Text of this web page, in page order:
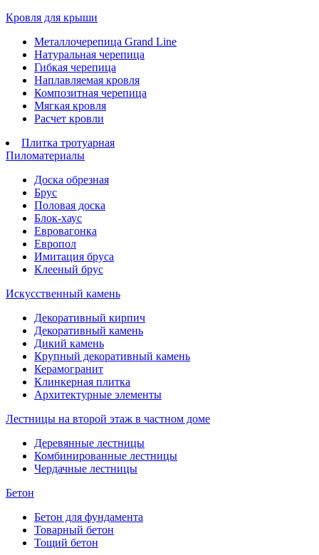
Кровля для крыши
Металлочерепица Grand Line
Натуральная черепица
Гибкая черепица
Наплавляемая кровля
Композитная черепица
Мягкая кровля
Расчет кровли
Плитка тротуарная
Пиломатериалы
Доска обрезная
Брус
Половая доска
Блок-хаус
Евровагонка
Европол
Имитация бруса
Клееный брус
Искусственный камень
Декоративный кирпич
Декоративный камень
Дикий камень
Крупный декоративный камень
Керамогранит
Клинкерная плитка
Архитектурные элементы
Лестницы на второй этаж в частном доме
Деревянные лестницы
Комбинированные лестницы
Чердачные лестницы
Бетон
Бетон для фундамента
Товарный бетон
Тощий бетон